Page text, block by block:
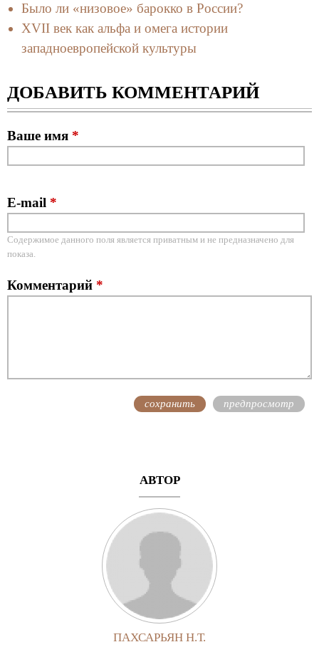
Было ли «низовое» барокко в России?
XVII век как альфа и омега истории
западноевропейской культуры
ДОБАВИТЬ КОММЕНТАРИЙ
Ваше имя *
E-mail *
Содержимое данного поля является приватным и не предназначено для
показа.
Комментарий *
АВТОР
ПАХСАРЬЯН Н.Т.